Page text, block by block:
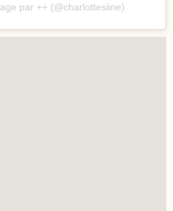
par ++ (@charlottesiine)